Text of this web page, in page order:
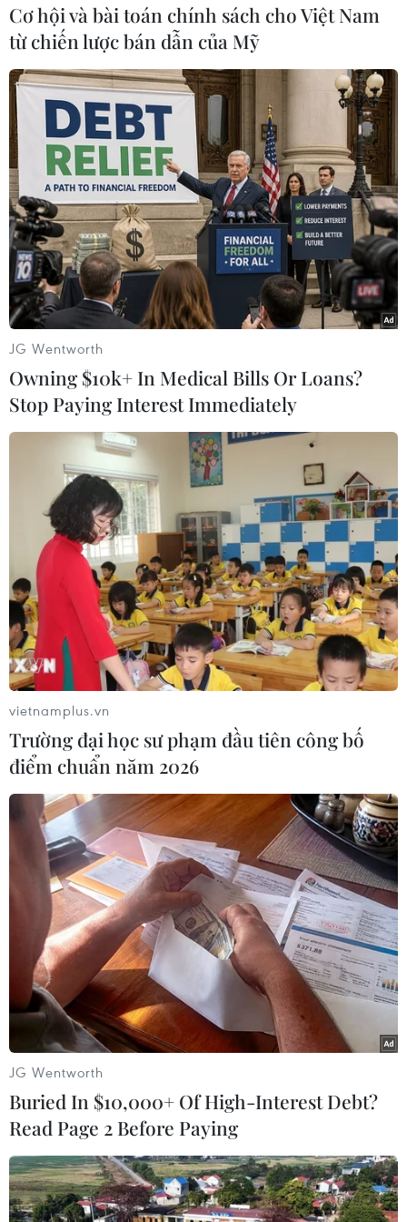
#Hạn hán #Thiếu lương thực
#Nạn đói
#Bệnh truyền nhiễm
#Xung đột Somalia
Theo dõi VietnamPlus
TIN LIÊN QUAN
Nhiều thách thức xây dựng chuỗi giá trị
thực phẩm toàn cầu
27/04/2019 15:40
Hoạt động sản xuất thực phẩm toàn cầu hiện đang phải
đối mặt với những thách thức để theo kịp nhu cầu gia
tăng do sự khan hiếm các nguồn tài nguyên như đất,
nước và năng lượng.
Cơ hội và bài toán chính sách cho Việt Nam
từ chiến lược bán dẫn của Mỹ
JG Wentworth
Owning $10k+ In Medical Bills Or Loans?
Stop Paying Interest Immediately
vietnamplus.vn
Trường đại học sư phạm đầu tiên công bố
điểm chuẩn năm 2026
JG Wentworth
Buried In $10,000+ Of High-Interest Debt?
Read Page 2 Before Paying